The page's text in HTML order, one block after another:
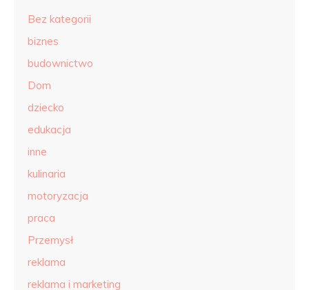
Bez kategorii
biznes
budownictwo
Dom
dziecko
edukacja
inne
kulinaria
motoryzacja
praca
Przemysł
reklama
reklama i marketing